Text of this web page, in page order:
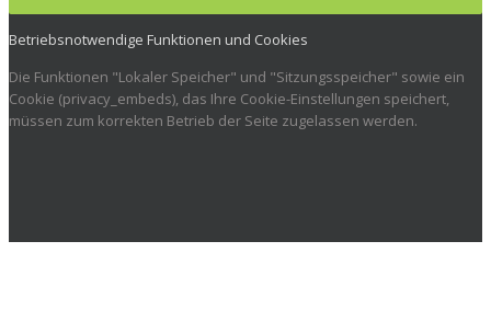
Betriebsnotwendige Funktionen und Cookies
Die Funktionen "Lokaler Speicher" und "Sitzungsspeicher" sowie ein
Cookie (privacy_embeds), das Ihre Cookie-Einstellungen speichert,
müssen zum korrekten Betrieb der Seite zugelassen werden.